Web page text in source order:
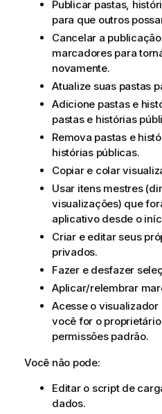
Publicar pastas,
para que outros
Cancelar a
marcadores para
novamente.
Atualize suas pastas
Adicione pastas e
pastas e histórias
Remova pastas e
histórias públicas.
Copiar e colar
Usar itens mestres
visualizações) que
aplicativo desde o
Criar e editar seus
privados.
Fazer e desfazer
Aplicar/relembrar
Acesse o
você for o
permissões padrão.
Você não pode:
Editar o script de
dados.